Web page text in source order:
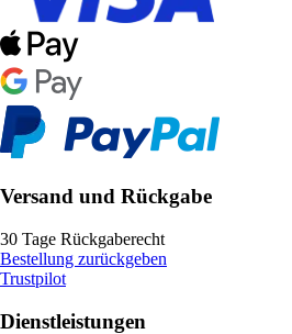
Versand und Rückgabe
30 Tage Rückgaberecht
Bestellung zurückgeben
Trustpilot
Dienstleistungen